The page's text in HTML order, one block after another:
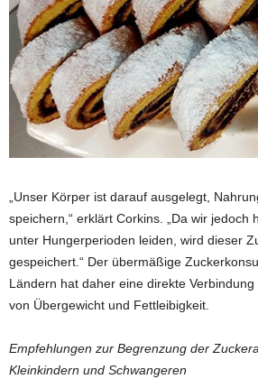
„Unser Körper ist darauf ausgelegt,
speichern,“ erklärt Corkins. „Da wir jedoch
unter Hungerperioden leiden, wird dieser
gespeichert.“ Der übermäßige
Ländern hat daher eine direkte
von Übergewicht und Fettleibigkeit.
Empfehlungen zur Begrenzung der
Kleinkindern und Schwangeren